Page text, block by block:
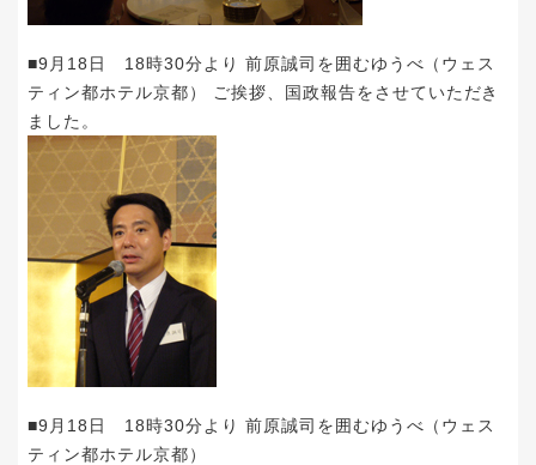
■9月18日 18時30分より 前原誠司を囲むゆうべ（ウェス
ティン都ホテル京都） ご挨拶、国政報告をさせていただき
ました。
■9月18日 18時30分より 前原誠司を囲むゆうべ（ウェス
ティン都ホテル京都）